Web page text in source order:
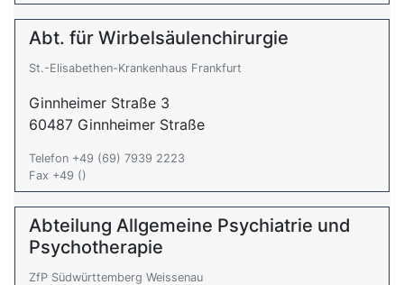
Abt. für Wirbelsäulenchirurgie
St.-Elisabethen-Krankenhaus Frankfurt
Ginnheimer Straße 3
60487 Ginnheimer Straße
Telefon +49 (69) 7939 2223
Fax +49 ()
Abteilung Allgemeine Psychiatrie und
Psychotherapie
ZfP Südwürttemberg Weissenau